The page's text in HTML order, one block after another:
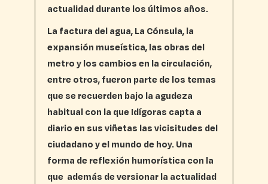
actualidad durante los últimos años.
La factura del agua, La Cónsula, la
expansión museística, las obras del
metro y los cambios en la circulación,
entre otros, fueron parte de los temas
que se recuerden bajo la agudeza
habitual con la que Idígoras capta a
diario en sus viñetas las vicisitudes del
ciudadano y el mundo de hoy. Una
forma de reflexión humorística con la
que además de versionar la actualidad